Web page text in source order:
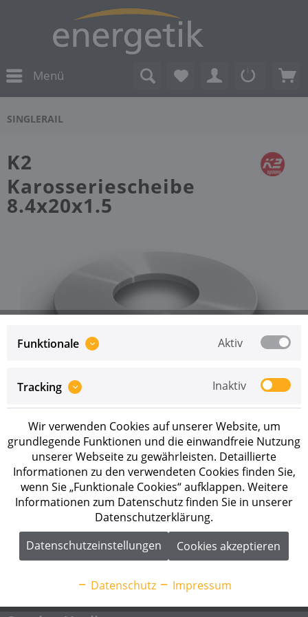
Menü
SINGLERAIL
K2
Karosseriescheibe
8.4x20x1.5
Preise sind erst nach erfolgreicherRegistrierungals
Geschäftskunde sichtbar.
Merken
Artikel-Nr.: 1000122
K2 Karosseriescheibe 8.4x20x1.5
Anwendungsbereiche: Fassade, Schrägdach Länge:
Funktionale Aktiv
Tracking Inaktiv
Wir verwenden Cookies auf unserer Website, um
grundlegende Funktionen und die einwandfreie Nutzung
unserer Webseite zu gewährleisten. Detaillierte
Informationen zu den verwendeten Cookies finden Sie,
wenn Sie „Funktionale Cookies“ aufklappen. Weitere
Informationen zum Datenschutz finden Sie in unserer
Datenschutzerklärung.
Datenschutzeinstellungen
Cookies akzeptieren
Datenschutz Impressum